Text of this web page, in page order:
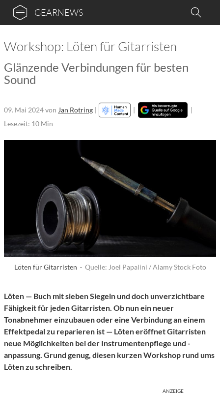
GEARNEWS
Workshop: Löten für Gitarristen
Glänzende Verbindungen für besten
Sound
09. Mai 2024von Jan Rotring | |
|
Lesezeit: 10 Min
Löten für Gitarristen · Quelle: Joel Papalini / Alamy Stock Foto
Löten — Buch mit sieben Siegeln und doch unverzichtbare
Fähigkeit für jeden Gitarristen. Ob nun ein neuer
Tonabnehmer einzubauen oder eine Verbindung an einem
Effektpedal zu reparieren ist — Löten eröffnet Gitarristen
neue Möglichkeiten bei der Instrumentenpflege und -
anpassung. Grund genug, diesen kurzen Workshop rund ums
Löten zu schreiben.
ANZEIGE